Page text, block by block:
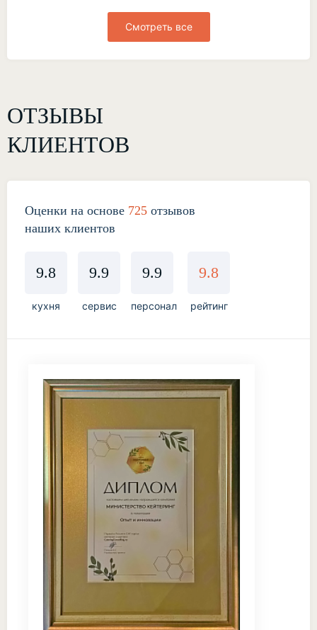
Смотреть все
ОТЗЫВЫ
КЛИЕНТОВ
Оценки на основе 725 отзывов
наших клиентов
9.8
кухня
9.9
сервис
9.9
персонал
9.8
рейтинг